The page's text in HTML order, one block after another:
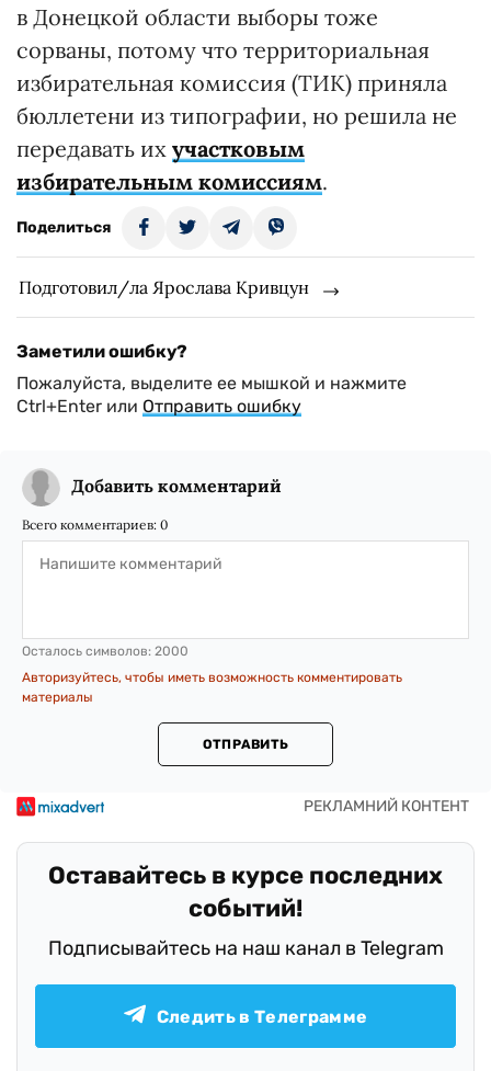
в Донецкой области выборы тоже
сорваны, потому что территориальная
избирательная комиссия (ТИК) приняла
бюллетени из типографии, но решила не
передавать их участковым
избирательным комиссиям.
Поделиться
Подготовил/ла Ярослава Кривцун
Заметили ошибку?
Пожалуйста, выделите ее мышкой и нажмите
Ctrl+Enter или Отправить ошибку
Добавить комментарий
Всего комментариев: 0
Осталось символов: 2000
Авторизуйтесь, чтобы иметь возможность комментировать
материалы
ОТПРАВИТЬ
Оставайтесь в курсе последних
событий!
Подписывайтесь на наш канал в Telegram
Следить в Телеграмме